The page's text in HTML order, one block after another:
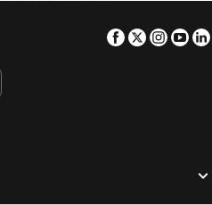
Facebook
Twitter